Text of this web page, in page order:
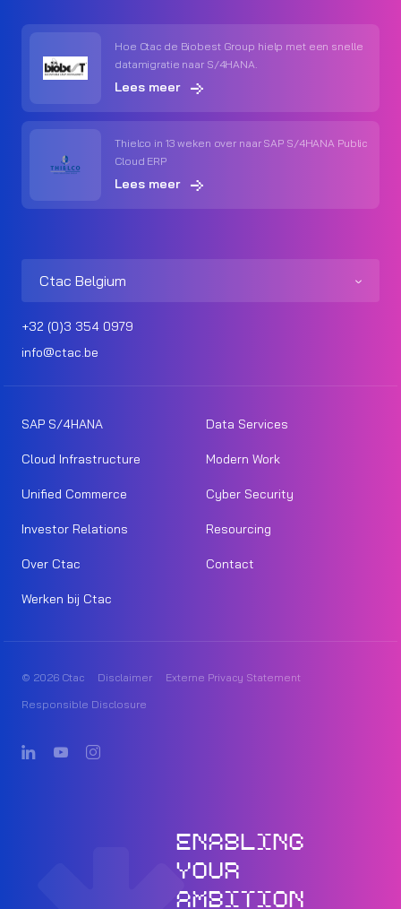
Hoe Ctac de Biobest Group hielp met een snelle
datamigratie naar S/4HANA.
Lees meer
Thielco in 13 weken over naar SAP S/4HANA Public
Cloud ERP
Lees meer
Ctac Belgium
+32 (0)3 354 0979
info@ctac.be
SAP S/4HANA Data Services
Cloud Infrastructure Modern Work
Unified Commerce Cyber Security
Investor Relations Resourcing
Over Ctac Contact
Werken bij Ctac
© 2026 Ctac Disclaimer
Externe Privacy Statement
Responsible Disclosure
ENABLING
YOUR
AMBITION